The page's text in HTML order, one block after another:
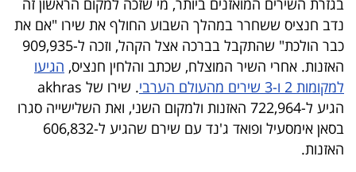
דרושים
ניוזלטרים
מייל
אדום
בגזרת השירים המואזנים ביותר, מי שזכה למקום הראשון זה
נדב חנציס ששחרר במהלך השבוע החולף את שירו "אם את
כבר הולכת" שהתקבל בברכה אצל הקהל, וזכה ל-909,935
האזנות. אחרי השיר המוצלח, שכתב והלחין חנציס, הגיעו
למקומות 2 ו-3 שירים מהעולם הערבי
. שירו של akhras
הגיע ל-722,964 האזנות ולמקום השני, ואת השלישייה סגרו
בסאן אימסעיל ופואד ג'נד עם שירם שהגיע ל-606,832
האזנות.